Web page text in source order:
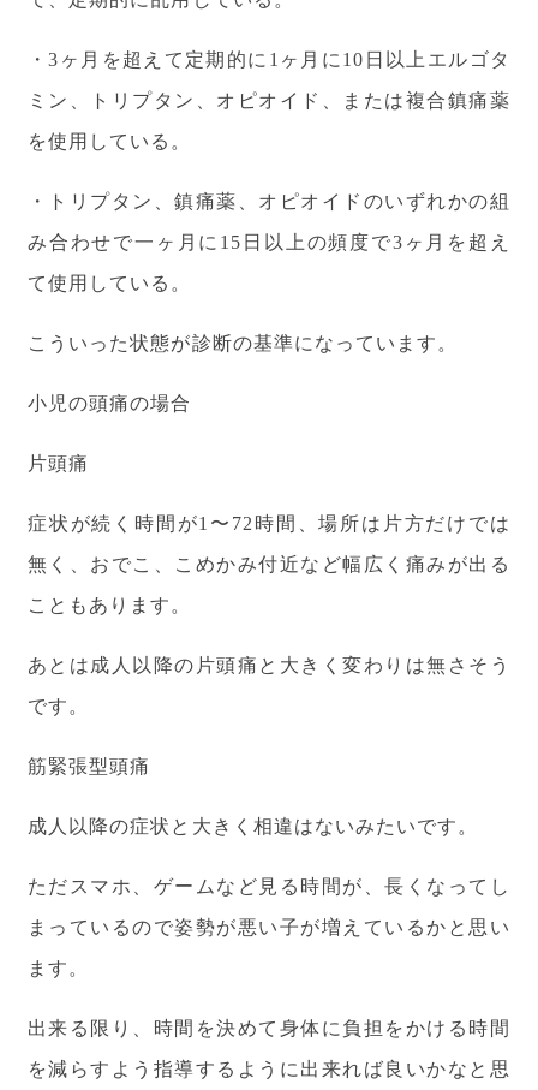
・3ヶ月を超えて定期的に1ヶ月に10日以上エルゴタ
ミン、トリプタン、オピオイド、または複合鎮痛薬
を使用している。
・トリプタン、鎮痛薬、オピオイドのいずれかの組
み合わせで一ヶ月に15日以上の頻度で3ヶ月を超え
て使用している。
こういった状態が診断の基準になっています。
小児の頭痛の場合
片頭痛
症状が続く時間が1〜72時間、場所は片方だけでは
無く、おでこ、こめかみ付近など幅広く痛みが出る
こともあります。
あとは成人以降の片頭痛と大きく変わりは無さそう
です。
筋緊張型頭痛
成人以降の症状と大きく相違はないみたいです。
ただスマホ、ゲームなど見る時間が、長くなってし
まっているので姿勢が悪い子が増えているかと思い
ます。
出来る限り、時間を決めて身体に負担をかける時間
を減らすよう指導するように出来れば良いかなと思